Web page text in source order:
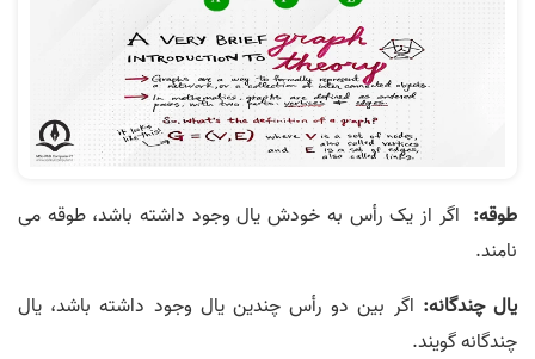
طوقه: اگر از یک رأس به خودش یال وجود داشته باشد، طوقه می­‌
نامند.
یال چندگانه: اگر بین دو رأس چندین یال وجود داشته باشد، یال
چندگانه گویند.